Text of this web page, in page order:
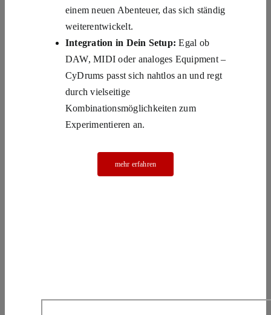
einem neuen Abenteuer, das sich ständig
weiterentwickelt.
Integration in Dein Setup: Egal ob
DAW, MIDI oder analoges Equipment –
CyDrums passt sich nahtlos an und regt
durch vielseitige
Kombinationsmöglichkeiten zum
Experimentieren an.
mehr erfahren